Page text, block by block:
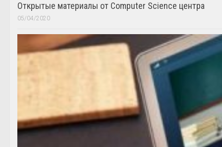
Открытые материалы от Computer Science центра
05/04/2020